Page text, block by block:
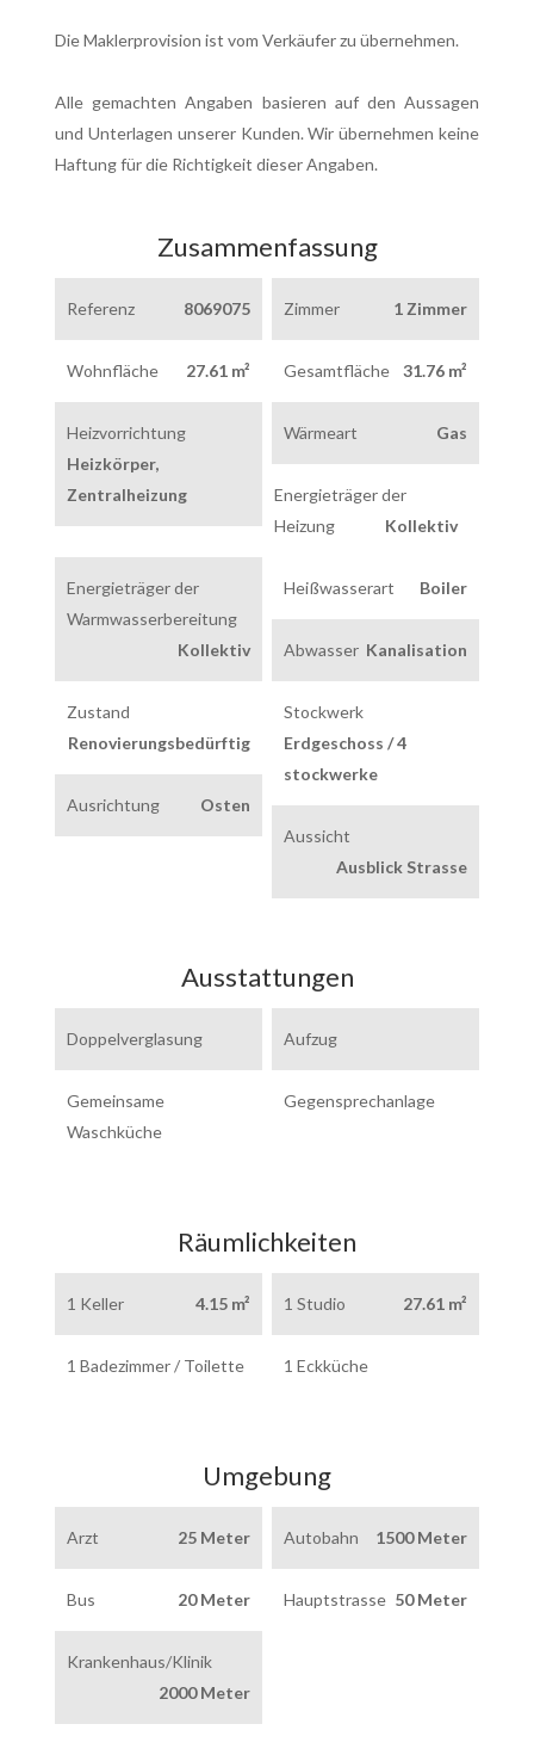
Die Maklerprovision ist vom Verkäufer zu übernehmen.
Alle gemachten Angaben basieren auf den Aussagen
und Unterlagen unserer Kunden. Wir übernehmen keine
Haftung für die Richtigkeit dieser Angaben.
Zusammenfassung
Referenz 8069075 Zimmer 1 Zimmer
Wohnfläche 27.61 m² Gesamtfläche 31.76 m²
Heizvorrichtung
Heizkörper,
Zentralheizung
Wärmeart Gas
Energieträger der
Heizung
Kollektiv
Heißwasserart Boiler
Energieträger der
Warmwasserbereitung
Kollektiv
Abwasser Kanalisation
Zustand
Renovierungsbedürftig
Stockwerk
Erdgeschoss / 4
stockwerke
Ausrichtung
Osten
Aussicht
Ausblick Strasse
Ausstattungen
Doppelverglasung Aufzug
Gemeinsame
Waschküche
Gegensprechanlage
Räumlichkeiten
1 Keller 4.15 m² 1 Studio 27.61 m²
1 Badezimmer / Toilette 1 Eckküche
Umgebung
Arzt 25 Meter Autobahn 1500 Meter
Bus 20 Meter Hauptstrasse 50 Meter
Krankenhaus/Klinik
2000 Meter